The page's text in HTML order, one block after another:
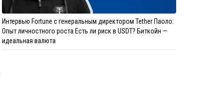
Интервью Fortune с генеральным директором Tether Паоло:
Опыт личностного роста Есть ли риск в USDT? Биткойн —
идеальная валюта